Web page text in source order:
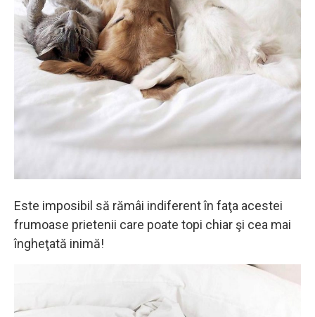
Este imposibil să rămâi indiferent în faţa acestei
frumoase prietenii care poate topi chiar şi cea mai
îngheţată inimă!